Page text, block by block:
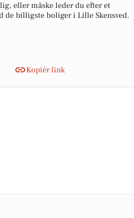
eller måske leder du efter et
de billigste boliger i Lille Skensved.
Kopiér link